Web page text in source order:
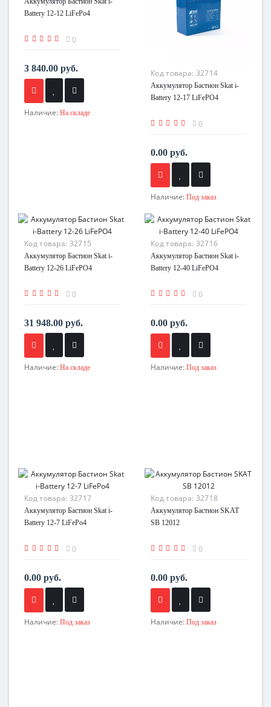
Battery 12-12 LiFePo4
0
3 840.00 руб.
Наличие: На складе
Код товара: 32714
Аккумулятор Бастион Skat i-
Battery 12-17 LiFePO4
0
0.00 руб.
Наличие: Под заказ
Код товара: 32715
Аккумулятор Бастион Skat i-
Battery 12-26 LiFePO4
0
31 948.00 руб.
Наличие: На складе
Код товара: 32716
Аккумулятор Бастион Skat i-
Battery 12-40 LiFePO4
0
0.00 руб.
Наличие: Под заказ
Код товара: 32717
Аккумулятор Бастион Skat i-
Battery 12-7 LiFePo4
0
0.00 руб.
Наличие: Под заказ
Код товара: 32718
Аккумулятор Бастион SKAT
SB 12012
0
0.00 руб.
Наличие: Под заказ